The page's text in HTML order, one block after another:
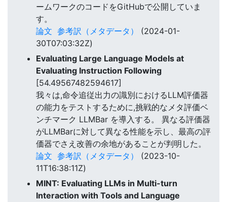
ームワークのコードをGitHubで公開していま
す。
論文 参考訳（メタデータ）
(2024-01-
30T07:03:32Z)
Evaluating Large Language Models at
Evaluating Instruction Following
[54.49567482594617]
我々は,命令追従出力の識別におけるLLM評価器
の能力をテストするために,挑戦的なメタ評価ベ
ンチマーク LLMBar を導入する。 異なる評価器
がLLMBarに対して異なる性能を示し、最高の評
価器でさえ改善の余地があることが判明した。
論文 参考訳（メタデータ）
(2023-10-
11T16:38:11Z)
MINT: Evaluating LLMs in Multi-turn
Interaction with Tools and Language